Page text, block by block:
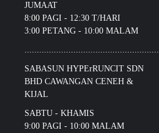
JUMAAT
8:00 PAGI - 12:30 T/HARI
3:00 PETANG - 10:00 MALAM
.......................................................
SABASUN HYPErRUNCIT SDN
BHD CAWANGAN CENEH &
KIJAL
SABTU - KHAMIS
9:00 PAGI - 10:00 MALAM